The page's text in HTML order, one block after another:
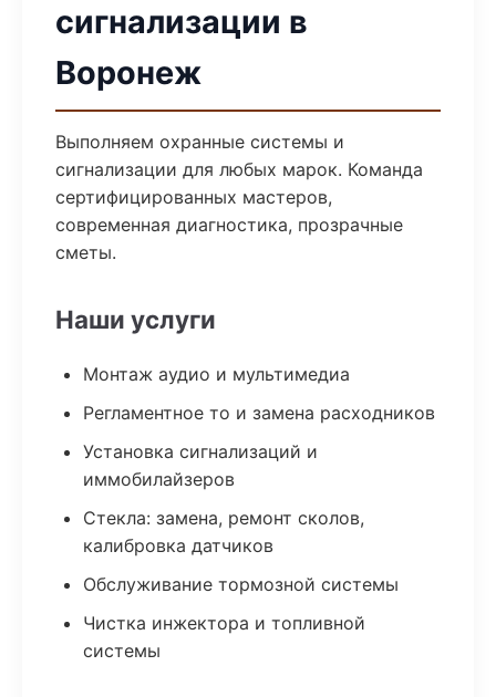
сигнализации в
Воронеж
Выполняем охранные системы и
сигнализации для любых марок. Команда
сертифицированных мастеров,
современная диагностика, прозрачные
сметы.
Наши услуги
Монтаж аудио и мультимедиа
Регламентное то и замена расходников
Установка сигнализаций и
иммобилайзеров
Стекла: замена, ремонт сколов,
калибровка датчиков
Обслуживание тормозной системы
Чистка инжектора и топливной
системы